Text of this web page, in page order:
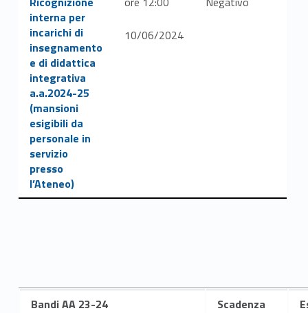
interna per
incarichi di
insegnamento
e di didattica
integrativa
a.a.2024-25
(mansioni
esigibili da
personale in
servizio
presso
l’Ateneo)
10/06/2024
Bandi AA 23-24 Scadenza